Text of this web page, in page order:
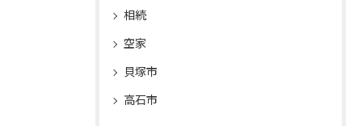
相続
空家
貝塚市
高石市